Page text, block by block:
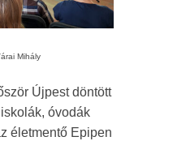
Mihály
Újpest döntött
óvodák
életmentő Epipen